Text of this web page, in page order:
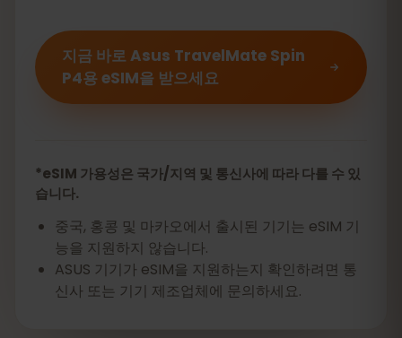
지금 바로 Asus TravelMate Spin
P4용 eSIM을 받으세요
*eSIM 가용성은 국가/지역 및 통신사에 따라 다를 수 있
습니다.
중국, 홍콩 및 마카오에서 출시된 기기는 eSIM 기
능을 지원하지 않습니다.
ASUS 기기가 eSIM을 지원하는지 확인하려면 통
신사 또는 기기 제조업체에 문의하세요.